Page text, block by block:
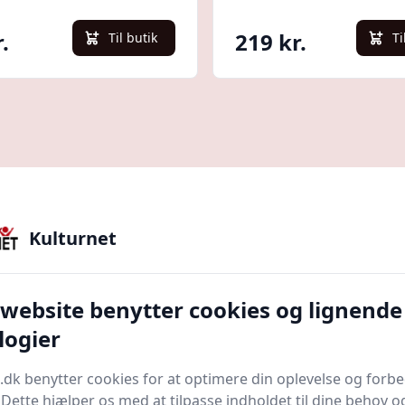
Til butik 219 kr.
for at læse hele guiden
hos kulturnet.dk. Hvis du nogensinde har
guiden for dig. En cocktailshaker er meget
dig med at forstå alle aspekter af dette
Kulturnet
benytter cookies og lignende
benytter cookies for at optimere din oplevelse og
hjælper os med at tilpasse indholdet til dine behov